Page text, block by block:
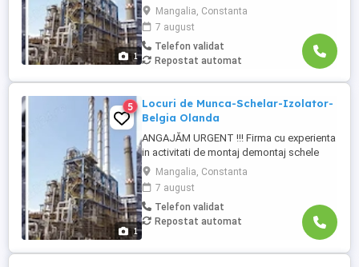
1
industriale in rafinarii, combinate
petrochimice, otelarii ofera locuri de
munca in Belgia pentru: - schelari
muncitori necalificati pentru activitatea de
montaj demontaj schele industriale; -
Mangalia, Constanta
7 august
Telefon validat
Repostat automat
1
5
Locuri de Munca-Schelar-Izolator-
Belgia Olanda
ANGAJĂM URGENT !!! Firma cu experienta
in activitati de montaj demontaj schele
industriale si izolatii industriale in rafinarii,
combinate petrochimice, otelarii, ofera
locuri de munca in Belgia pentru: - schelari
muncitori necalificati pentru activitatea de
montaj demontaj schele industriale; - ...
Mangalia, Constanta
7 august
Telefon validat
Repostat automat